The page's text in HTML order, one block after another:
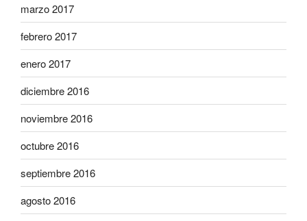
marzo 2017
febrero 2017
enero 2017
diciembre 2016
noviembre 2016
octubre 2016
septiembre 2016
agosto 2016